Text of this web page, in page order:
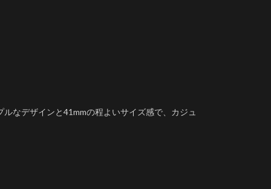
なデザインと41mmの程よいサイズ感で、カジュ